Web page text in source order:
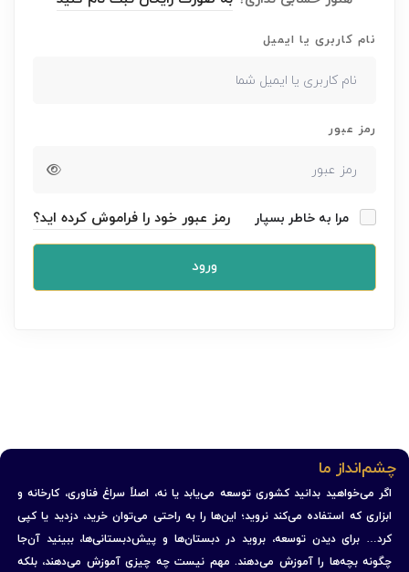
نام کاربری یا ایمیل
رمز عبور
مرا به خاطر بسپار رمز عبور خود را فراموش کرده اید؟
ورود
چشم‌انداز ما
اگر می‌خواهید بدانید کشوری توسعه می‌یابد یا نه، اصلاً سراغ فناوری، کارخانه و
ابزاری که استفاده می‌کند نروید؛ این‌ها را به راحتی می‌توان خرید، دزدید یا کپی
کرد… برای دیدن توسعه، بروید در دبستان‌ها و پیش‌دبستانی‌ها، ببینید آن‌جا
چگونه بچه‌ها را آموزش می‌دهند. مهم نیست چه چیزی آموزش می‌دهند، بلکه